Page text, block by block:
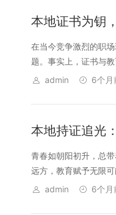
本地证书为钥
在当今竞争激烈的职
题。事实上，证书与
admin
6个月
本地持证追光
青春如朝阳初升，总
远方，教育赋予无限
admin
6个月